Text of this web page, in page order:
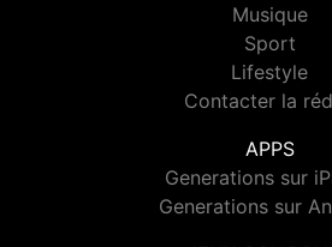
Musique
Sport
Lifestyle
Contacter la
APPS
Generations sur
Generations sur